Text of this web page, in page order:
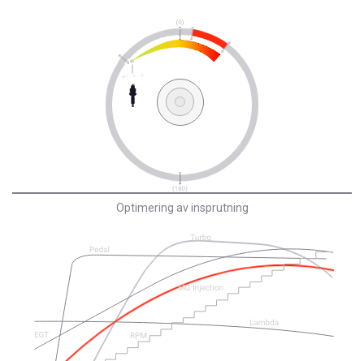
Optimering av insprutning